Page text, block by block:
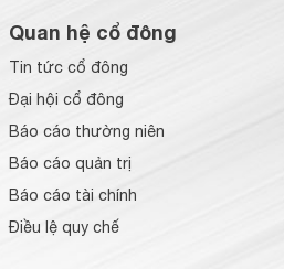
Quan hệ cổ đông
Tin tức cổ đông
Đại hội cổ đông
Báo cáo thường niên
Báo cáo quản trị
Báo cáo tài chính
Điều lệ quy chế